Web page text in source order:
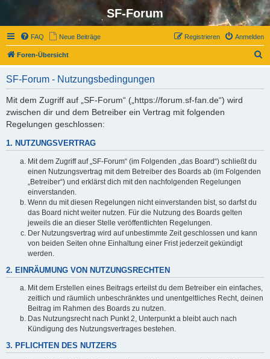
SF-Forum
FAQ Neue Beiträge Anmelden
Registrieren
Foren-Übersicht
SF-Forum - Nutzungsbedingungen
Mit dem Zugriff auf „SF-Forum“ („https://forum.sf-fan.de“) wird
zwischen dir und dem Betreiber ein Vertrag mit folgenden
Regelungen geschlossen:
1. NUTZUNGSVERTRAG
Mit dem Zugriff auf „SF-Forum“ (im Folgenden „das Board“) schließt du
einen Nutzungsvertrag mit dem Betreiber des Boards ab (im Folgenden
„Betreiber“) und erklärst dich mit den nachfolgenden Regelungen
einverstanden.
Wenn du mit diesen Regelungen nicht einverstanden bist, so darfst du
das Board nicht weiter nutzen. Für die Nutzung des Boards gelten
jeweils die an dieser Stelle veröffentlichten Regelungen.
Der Nutzungsvertrag wird auf unbestimmte Zeit geschlossen und kann
von beiden Seiten ohne Einhaltung einer Frist jederzeit gekündigt
werden.
2. EINRÄUMUNG VON NUTZUNGSRECHTEN
Mit dem Erstellen eines Beitrags erteilst du dem Betreiber ein einfaches,
zeitlich und räumlich unbeschränktes und unentgeltliches Recht, deinen
Beitrag im Rahmen des Boards zu nutzen.
Das Nutzungsrecht nach Punkt 2, Unterpunkt a bleibt auch nach
Kündigung des Nutzungsvertrages bestehen.
3. PFLICHTEN DES NUTZERS